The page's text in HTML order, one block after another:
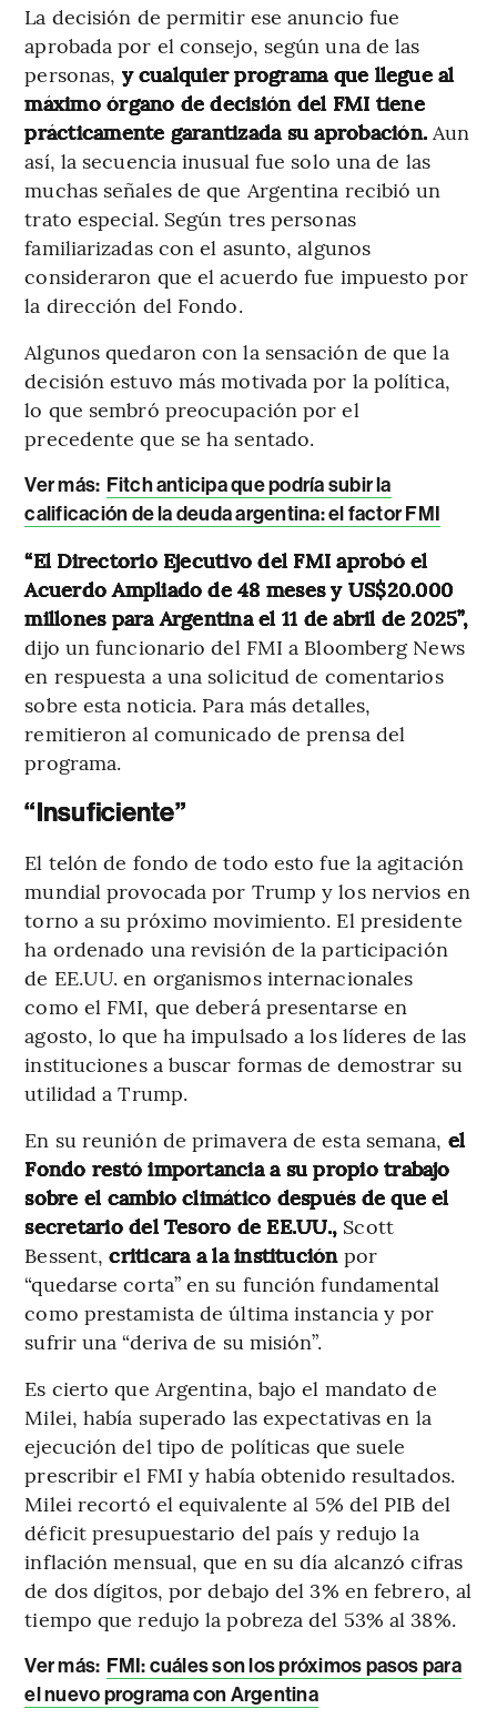
La decisión de permitir ese anuncio fue
aprobada por el consejo, según una de las
personas, y cualquier programa que llegue al
máximo órgano de decisión del FMI tiene
prácticamente garantizada su aprobación. Aun
así, la secuencia inusual fue solo una de las
muchas señales de que Argentina recibió un
trato especial. Según tres personas
familiarizadas con el asunto, algunos
consideraron que el acuerdo fue impuesto por
la dirección del Fondo.
Algunos quedaron con la sensación de que la
decisión estuvo más motivada por la política,
lo que sembró preocupación por el
precedente que se ha sentado.
Ver más: Fitch anticipa que podría subir la
calificación de la deuda argentina: el factor FMI
“El Directorio Ejecutivo del FMI aprobó el
Acuerdo Ampliado de 48 meses y US$20.000
millones para Argentina el 11 de abril de 2025”,
dijo un funcionario del FMI a Bloomberg News
en respuesta a una solicitud de comentarios
sobre esta noticia. Para más detalles,
remitieron al comunicado de prensa del
programa.
“Insuficiente”
El telón de fondo de todo esto fue la agitación
mundial provocada por Trump y los nervios en
torno a su próximo movimiento. El presidente
ha ordenado una revisión de la participación
de EE.UU. en organismos internacionales
como el FMI, que deberá presentarse en
agosto, lo que ha impulsado a los líderes de las
instituciones a buscar formas de demostrar su
utilidad a Trump.
En su reunión de primavera de esta semana, el
Fondo restó importancia a su propio trabajo
sobre el cambio climático después de que el
secretario del Tesoro de EE.UU., Scott
Bessent, criticara a la institución por
“quedarse corta” en su función fundamental
como prestamista de última instancia y por
sufrir una “deriva de su misión”.
Es cierto que Argentina, bajo el mandato de
Milei, había superado las expectativas en la
ejecución del tipo de políticas que suele
prescribir el FMI y había obtenido resultados.
Milei recortó el equivalente al 5% del PIB del
déficit presupuestario del país y redujo la
inflación mensual, que en su día alcanzó cifras
de dos dígitos, por debajo del 3% en febrero, al
tiempo que redujo la pobreza del 53% al 38%.
Ver más: FMI: cuáles son los próximos pasos para
el nuevo programa con Argentina